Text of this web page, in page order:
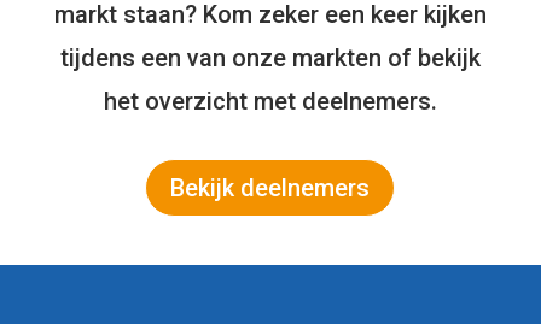
markt staan? Kom zeker een keer kijken
tijdens een van onze markten of bekijk
het overzicht met deelnemers.
Bekijk deelnemers